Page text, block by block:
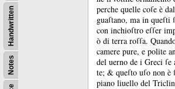
Notes
Handwritten
perche quelle coſe è
guaſtano, ma in
con inchioſtro eſſer
ò di terra roſſa.
camere pure, e polite
del uerno de i Greci
te; & queſto uſo non
piano liuello del